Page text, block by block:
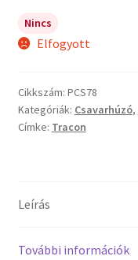
Nincs
Elfogyott
Cikkszám: PCS78
Kategóriák: Csavarhúzó,
Címke: Tracon
Leírás
További információk